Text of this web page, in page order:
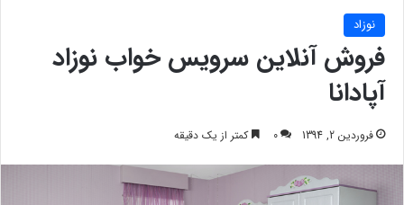
نوزاد
فروش آنلاین سرویس خواب نوزاد
آپادانا
فروردین 2, 1394 0 کمتر از یک دقیقه